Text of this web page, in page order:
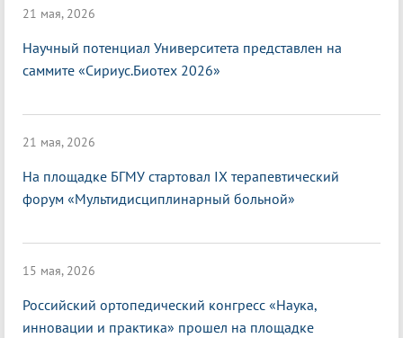
21 мая, 2026
Научный потенциал Университета представлен на
саммите «Сириус.Биотех 2026»
21 мая, 2026
На площадке БГМУ стартовал IX терапевтический
форум «Мультидисциплинарный больной»
15 мая, 2026
Российский ортопедический конгресс «Наука,
инновации и практика» прошел на площадке